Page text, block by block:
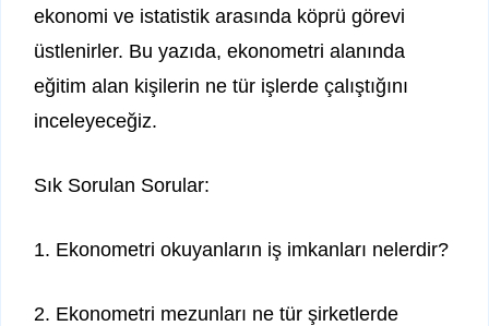
ekonomi ve istatistik arasında köprü görevi
üstlenirler. Bu yazıda, ekonometri alanında
eğitim alan kişilerin ne tür işlerde çalıştığını
inceleyeceğiz.
Sık Sorulan Sorular:
1. Ekonometri okuyanların iş imkanları nelerdir?
2. Ekonometri mezunları ne tür şirketlerde